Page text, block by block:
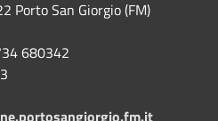
Porto San Giorgio (FM)
680342